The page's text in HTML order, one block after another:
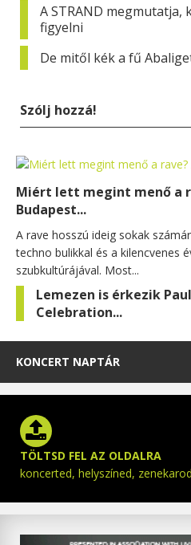
A STRAND megmutatja,
figyelni
De mitől kék a fű
Szólj hozzá!
Miért lett megint menő a
Budapest...
A rave hosszú ideig sokak
techno bulikkal és a kilencvenes
szubkultúrájával. Most...
Lemezen is érkezik
Celebration...
KONCERT NAPTÁR
TÖLTSD FEL AZ OLDALRA
koncerted, helyszíned, zenekarod